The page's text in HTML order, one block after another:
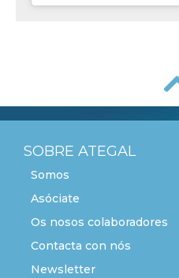
SOBRE ATEGAL
Somos
Asóciate
Os nosos colaboradores
Contacta con nós
Newsletter